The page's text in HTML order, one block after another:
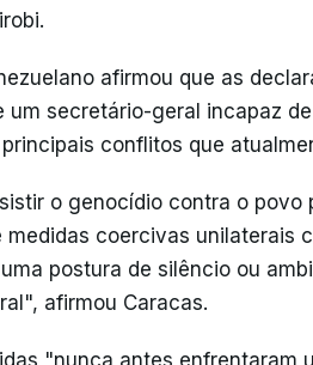
afirmou que as
um secretário-geral incapaz
conflitos que
o genocídio contra o
medidas coercivas unilaterais
postura de silêncio ou
afirmou Caracas.
"nunca antes enfrentaram